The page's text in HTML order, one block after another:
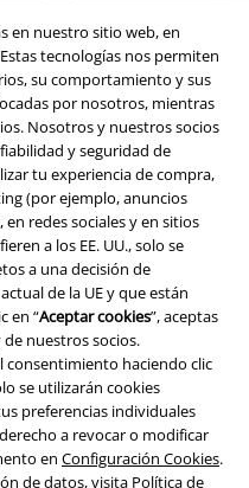
en nuestro sitio web, en
tecnologías nos permiten
su comportamiento y sus
por nosotros, mientras
Nosotros y nuestros socios
y seguridad de
tu experiencia de compra,
(por ejemplo, anuncios
redes sociales y en sitios
a los EE. UU., solo se
a una decisión de
de la UE y que están
en “Aceptar cookies”, aceptas
nuestros socios.
consentimiento haciendo clic
se utilizarán cookies
preferencias individuales
derecho a revocar o modificar
en Configuración Cookies.
de datos, visita Política de
medioambiente